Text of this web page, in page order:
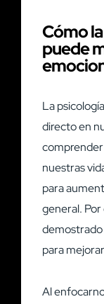
Cómo
puede
La
directo en
nuestras
para
general.
para
Al